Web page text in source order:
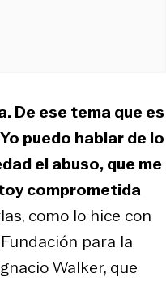
De ese tema que es
puedo hablar de lo
el abuso, que me
comprometida
como lo hice con
para la
Walker, que